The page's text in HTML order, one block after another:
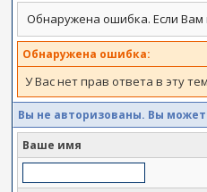
Обнаружена ошибка. Если
Обнаружена ошибка:
У Вас нет прав ответа в эту
Вы не авторизованы. Вы
Ваше имя